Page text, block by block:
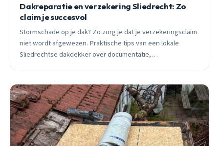
Dakreparatie en verzekering Sliedrecht: Zo
claim je succesvol
Stormschade op je dak? Zo zorg je dat je verzekeringsclaim
niet wordt afgewezen. Praktische tips van een lokale
Sliedrechtse dakdekker over documentatie,